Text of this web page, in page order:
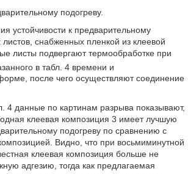
подогреву.
устойчивости к предварительному
листов, снабженных пленкой из клеевой
листы подвергают термообработке при
в табл. 4 времени и
после чего осуществляют соединение
4 данные по картинам разрыва показывают,
клеевая композиция 3 имеет лучшую
подогреву по сравнению с
Видно, что при восьмиминутной
клеевая композиция больше не
адгезию, тогда как предлагаемая